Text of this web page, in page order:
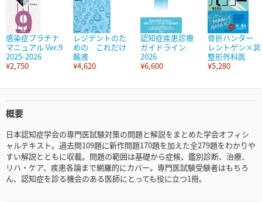
感染症プラチナ
マニュアル Ver.9
2025-2026
¥2,750
レジデントのた
めの これだけ
輸液
¥4,620
認知症疾患診療
ガイドライン
2026
¥6,600
骨折ハンター
レントゲン×非
整形外科医
¥5,280
概要
日本認知症学会の専門医試験対策の問題と解説をまとめた学会オフィシ
ャルテキスト。過去問109題に新作問題170題を加えた全279題をわかりや
すい解説とともに収載。問題の範囲は基礎から症候、鑑別診断、治療、
リハ・ケア、疾患各論まで網羅的にカバー。専門医試験受験者はもちろ
ん、認知症を診る機会のある医師にとっても役に立つ1冊。